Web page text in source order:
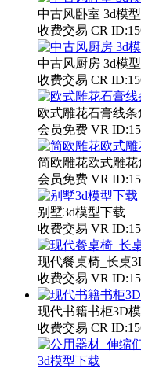
中古风卧室 3d模
收费交易 CR
中古风厨房 3d模
收费交易 CR
欧式雕花石膏线
会员免费 VR
简欧雕花欧式雕
会员免费 VR
别墅3d模型下载
收费交易 VR
现代餐桌椅_长桌
收费交易 VR
现代书籍书柜3D
收费交易 CR